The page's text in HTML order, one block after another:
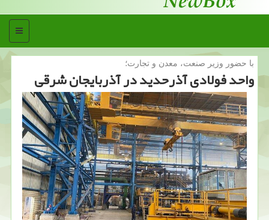
منو
با حضور وزیر صنعت، معدن و تجارت؛
واحد فولادی آذرحدید در آذربایجان شرقی